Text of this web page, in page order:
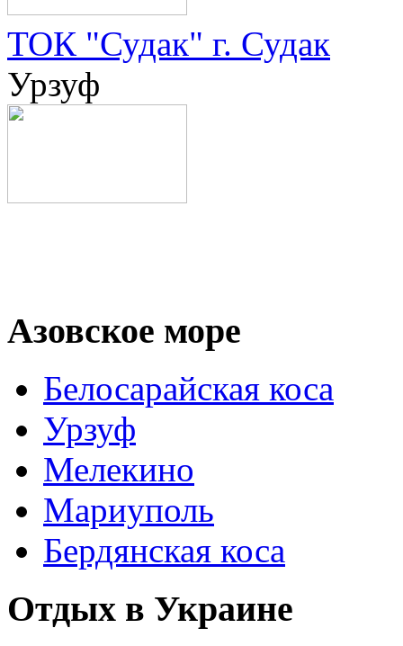
ТОК "Судак" г. Судак
Урзуф
Азовское море
Белосарайская коса
Урзуф
Мелекино
Мариуполь
Бердянская коса
Отдых в Украине